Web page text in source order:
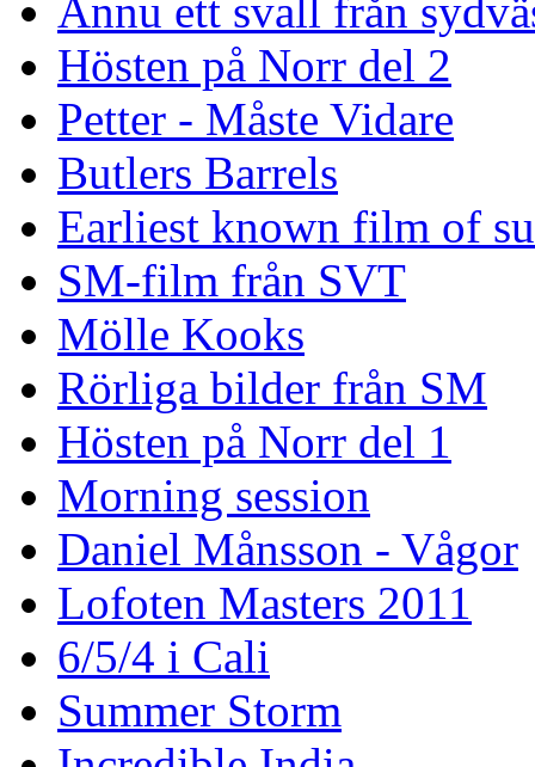
Ännu ett svall från
Hösten på Norr del 2
Petter - Måste Vidare
Butlers Barrels
Earliest known film of
SM-film från SVT
Mölle Kooks
Rörliga bilder från SM
Hösten på Norr del 1
Morning session
Daniel Månsson - Vågor
Lofoten Masters 2011
6/5/4 i Cali
Summer Storm